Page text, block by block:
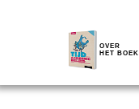
OVER
HET BOEK